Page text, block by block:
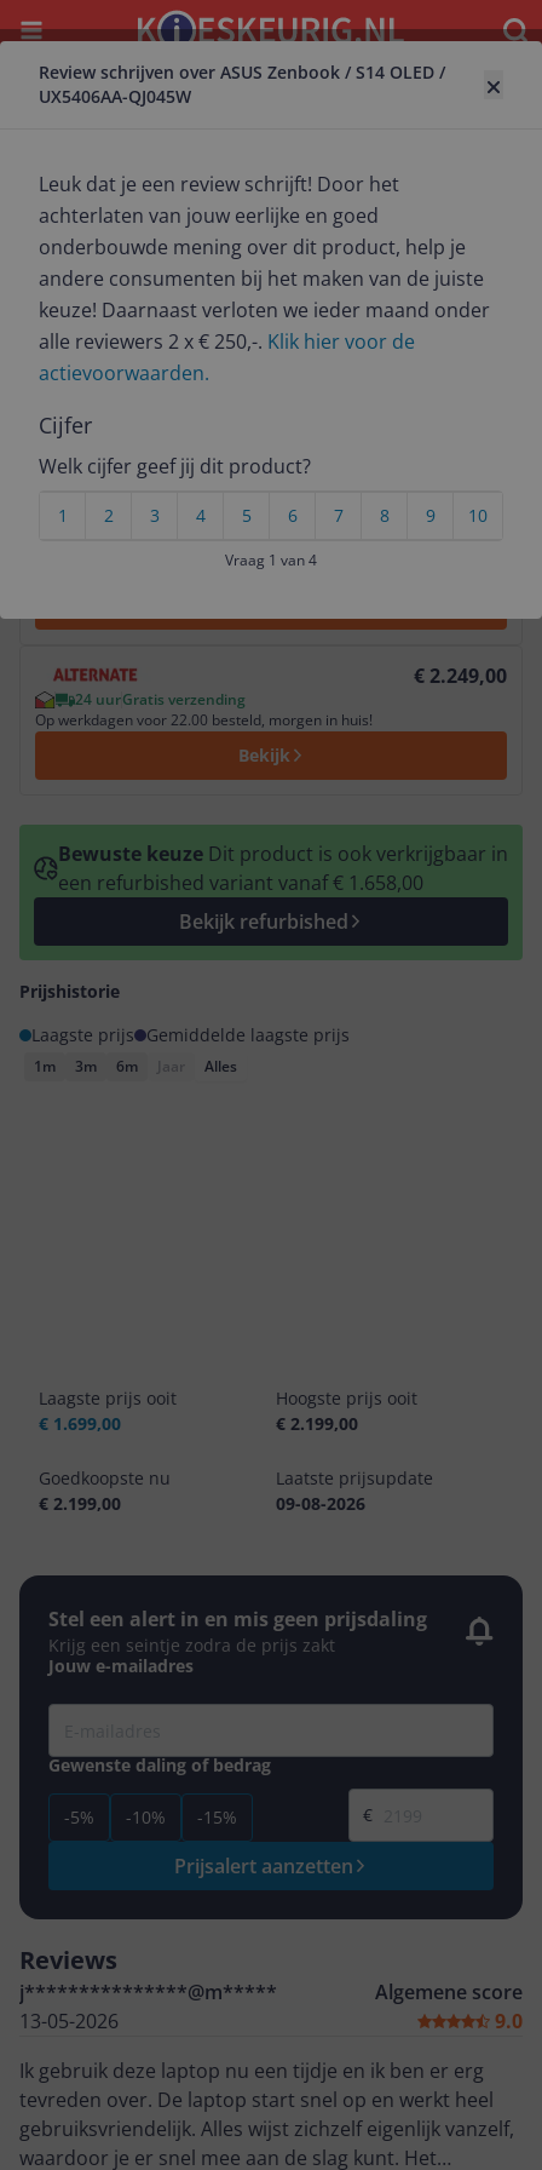
Menu
Terug naar laptop
9.0(4)
Review schrijven over ASUS Zenbook / S14 OLED /
UX5406AA-QJ045W
Leuk dat je een review schrijft! Door het
achterlaten van jouw eerlijke en goed
onderbouwde mening over dit product, help je
andere consumenten bij het maken van de juiste
keuze! Daarnaast verloten we ieder maand onder
alle reviewers 2 x € 250,-. Klik hier voor de
actievoorwaarden.
Cijfer
Welk cijfer geef jij dit product?
10
9
8
7
6
5
4
3
2
1
Vraag 1 van 4
Alle 3 prijzen en aanbieders
Meest populaire keuze – Scherpste prijs!
6 of meer dagenGratis verzending
Bekijk product
8.4 2166
Voor 23.59 uur besteld, morgen gratis bezorgd
Bekijk product
€ 2.249,00
24 uurGratis verzending
Op werkdagen voor 22.00 besteld, morgen in huis!
Bekijk
Bewuste keuze Dit product is ook verkrijgbaar in
een refurbished variant vanaf € 1.658,00
Bekijk refurbished
Prijshistorie
Laagste prijs
Gemiddelde laagste prijs
1m 3m 6m Jaar Alles
Laagste prijs ooit
€ 1.699,00
Hoogste prijs ooit
€ 2.199,00
Goedkoopste nu
€ 2.199,00
Laatste prijsupdate
09-08-2026
Stel een alert in en mis geen prijsdaling
Krijg een seintje zodra de prijs zakt
Jouw e-mailadres
Gewenste daling of bedrag
-5% -10% -15%
Gewenste prijs
€
Prijsalert aanzetten
Reviews
j***************@m*****
13-05-2026
Algemene score
9.0
Ik gebruik deze laptop nu een tijdje en ik ben er erg
tevreden over. De laptop start snel op en werkt heel
gebruiksvriendelijk. Alles wijst zichzelf eigenlijk vanzelf,
waardoor je er snel mee aan de slag kunt. Het